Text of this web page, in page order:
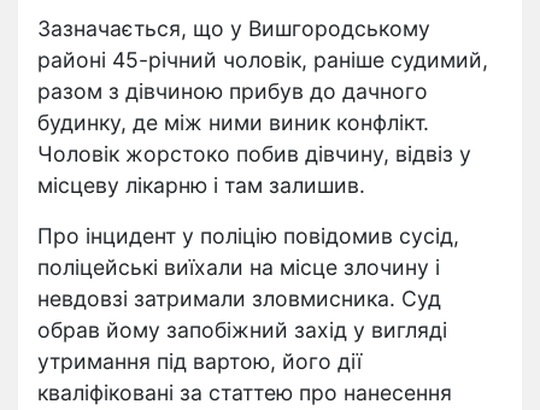
Зазначається, що у Вишгородському
районі 45-річний чоловік, раніше судимий,
разом з дівчиною прибув до дачного
будинку, де між ними виник конфлікт.
Чоловік жорстоко побив дівчину, відвіз у
місцеву лікарню і там залишив.
Про інцидент у поліцію повідомив сусід,
поліцейські виїхали на місце злочину і
невдовзі затримали зловмисника. Суд
обрав йому запобіжний захід у вигляді
утримання під вартою, його дії
кваліфіковані за статтею про нанесення